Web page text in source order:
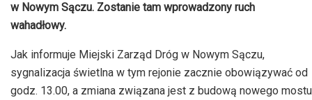
w Nowym Sączu. Zostanie tam wprowadzony ruch
wahadłowy.
Jak informuje Miejski Zarząd Dróg w Nowym Sączu,
sygnalizacja świetlna w tym rejonie zacznie obowiązywać od
godz. 13.00, a zmiana związana jest z budową nowego mostu